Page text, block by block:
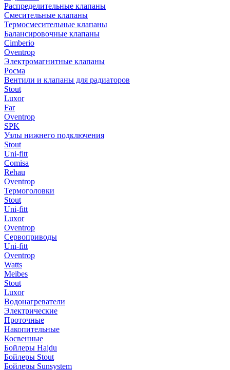
Распределительные клапаны
Cмесительные клапаны
Термосмесительные клапаны
Балансировочные клапаны
Cimberio
Oventrop
Электромагнитные клапаны
Росма
Вентили и клапаны для радиаторов
Stout
Luxor
Far
Oventrop
SPK
Узлы нижнего подключения
Stout
Uni-fitt
Comisa
Rehau
Oventrop
Термоголовки
Stout
Uni-fitt
Luxor
Oventrop
Сервоприводы
Uni-fitt
Oventrop
Watts
Meibes
Stout
Luxor
Водонагреватели
Электрические
Проточные
Накопительные
Косвенные
Бойлеры Hajdu
Бойлеры Stout
Бойлеры Sunsystem